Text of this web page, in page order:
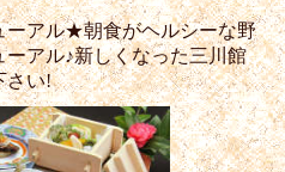
ーアル★朝食がヘルシーな野
アル♪新しくなった三川館
さい!